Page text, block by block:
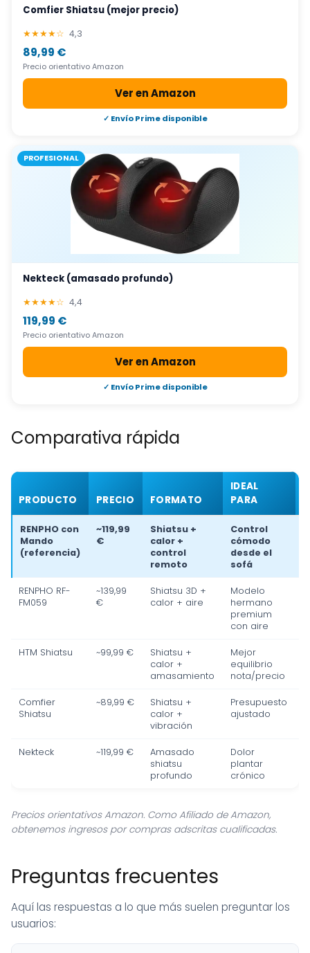
Comfier Shiatsu (mejor precio)
★★★★☆ 4,3
89,99 €
Precio orientativo Amazon
Ver en Amazon
✓ Envío Prime disponible
PROFESIONAL
Nekteck (amasado profundo)
★★★★☆ 4,4
119,99 €
Precio orientativo Amazon
Ver en Amazon
✓ Envío Prime disponible
Comparativa rápida
PRODUCTO PRECIO FORMATO
IDEAL
PARA
RENPHO con
Mando
(referencia)
~119,99
€
Shiatsu +
calor +
control
remoto
Control
cómodo
desde el
sofá
RENPHO RF-
FM059
~139,99
€
Shiatsu 3D +
calor + aire
Modelo
hermano
premium
con aire
HTM Shiatsu ~99,99 €
Shiatsu +
calor +
amasamiento
Mejor
equilibrio
nota/precio
Comfier
Shiatsu
~89,99 €
Shiatsu +
calor +
vibración
Presupuesto
ajustado
Nekteck ~119,99 €
Amasado
shiatsu
profundo
Dolor
plantar
crónico
Precios orientativos Amazon. Como Afiliado de Amazon,
obtenemos ingresos por compras adscritas cualificadas.
Preguntas frecuentes
Aquí las respuestas a lo que más suelen preguntar los
usuarios: